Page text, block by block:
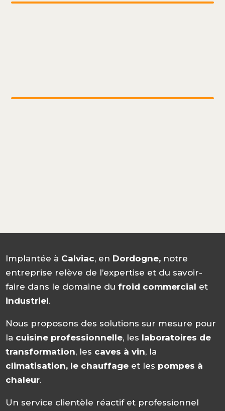
Implantée à Calviac, en Dordogne, notre
entreprise relève de l’expertise et du savoir-
faire dans le domaine dufroid commercial et
industriel.
Nous proposons des solutions sur mesure pour
la cuisine professionnelle, les laboratoires de
transformation, les caves à vin, la
climatisation, le chauffage et les pompes à
chaleur.
Un service clientèle réactif et professionnel